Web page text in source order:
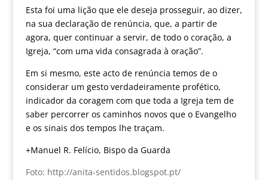
Esta foi uma lição que ele deseja prosseguir, ao dizer,
na sua declaração de renúncia, que, a partir de
agora, quer continuar a servir, de todo o coração, a
Igreja, “com uma vida consagrada à oração”.
Em si mesmo, este acto de renúncia temos de o
considerar um gesto verdadeira­mente profético,
indicador da coragem com que toda a Igreja tem de
saber percorrer os caminhos novos que o Evangelho
e os sinais dos tempos lhe traçam.
+Manuel R. Felício, Bispo da Guarda
Foto: http://anita-sentidos.blogspot.pt/